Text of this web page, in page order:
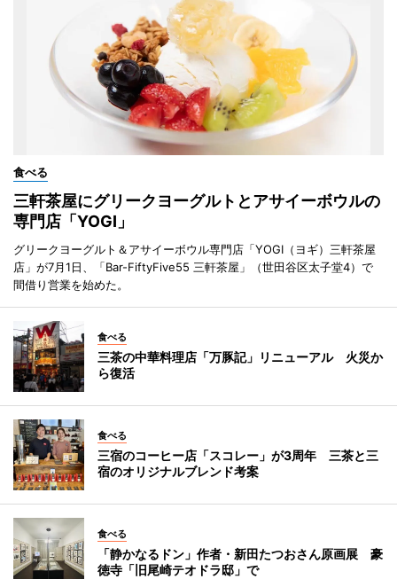
食べる
三軒茶屋にグリークヨーグルトとアサイーボウルの
専門店「YOGI」
グリークヨーグルト＆アサイーボウル専門店「YOGI（ヨギ）三軒茶屋
店」が7月1日、「Bar-FiftyFive55 三軒茶屋」（世田谷区太子堂4）で
間借り営業を始めた。
食べる
三茶の中華料理店「万豚記」リニューアル 火災か
ら復活
食べる
三宿のコーヒー店「スコレー」が3周年 三茶と三
宿のオリジナルブレンド考案
食べる
「静かなるドン」作者・新田たつおさん原画展 豪
徳寺「旧尾崎テオドラ邸」で